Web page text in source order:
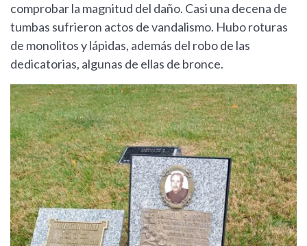
comprobar la magnitud del daño. Casi una decena de
tumbas sufrieron actos de vandalismo. Hubo roturas
de monolitos y lápidas, además del robo de las
dedicatorias, algunas de ellas de bronce.